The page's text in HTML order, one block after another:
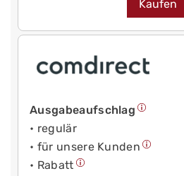
Kaufen
Ausgabeaufschlag
• regulär
• für unsere Kunden
• Rabatt